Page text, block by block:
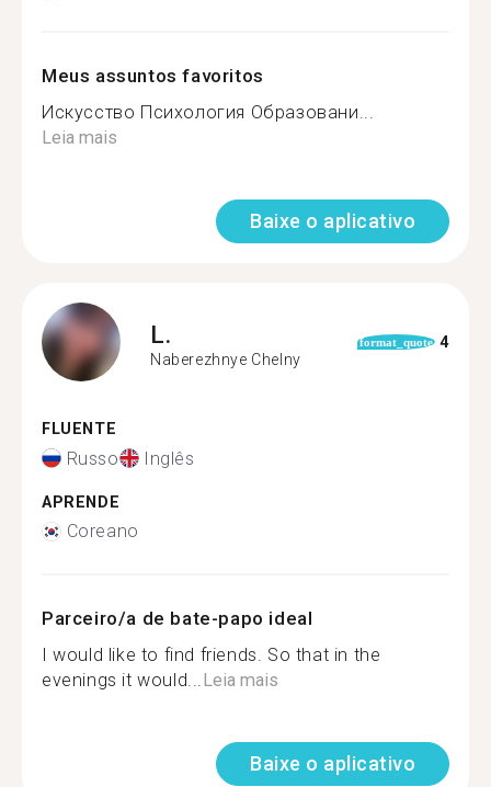
Meus assuntos favoritos
Искусство Психология Образовани...
Leia mais
Baixe o aplicativo
L.
Naberezhnye Chelny
format_quote 4
FLUENTE
Russo Inglês
APRENDE
Coreano
Parceiro/a de bate-papo ideal
I would like to find friends. So that in the
evenings it would...Leia mais
Baixe o aplicativo